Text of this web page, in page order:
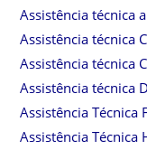
Assistência técnica
Assistência técnica
Assistência técnica
Assistência técnica
Assistência Técnica
Assistência Técnica